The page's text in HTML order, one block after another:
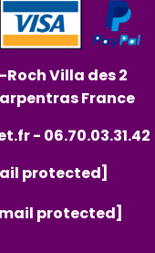
Villa des 2
France
- 06.70.03.31.42
protected]
protected]